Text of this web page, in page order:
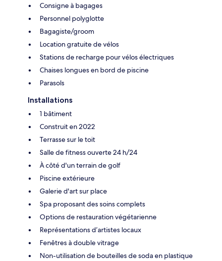
Consigne à bagages
Personnel polyglotte
Bagagiste/groom
Location gratuite de vélos
Stations de recharge pour vélos électriques
Chaises longues en bord de piscine
Parasols
Installations
1 bâtiment
Construit en 2022
Terrasse sur le toit
Salle de fitness ouverte 24 h/24
À côté d'un terrain de golf
Piscine extérieure
Galerie d'art sur place
Spa proposant des soins complets
Options de restauration végétarienne
Représentations d’artistes locaux
Fenêtres à double vitrage
Non-utilisation de bouteilles de soda en plastique